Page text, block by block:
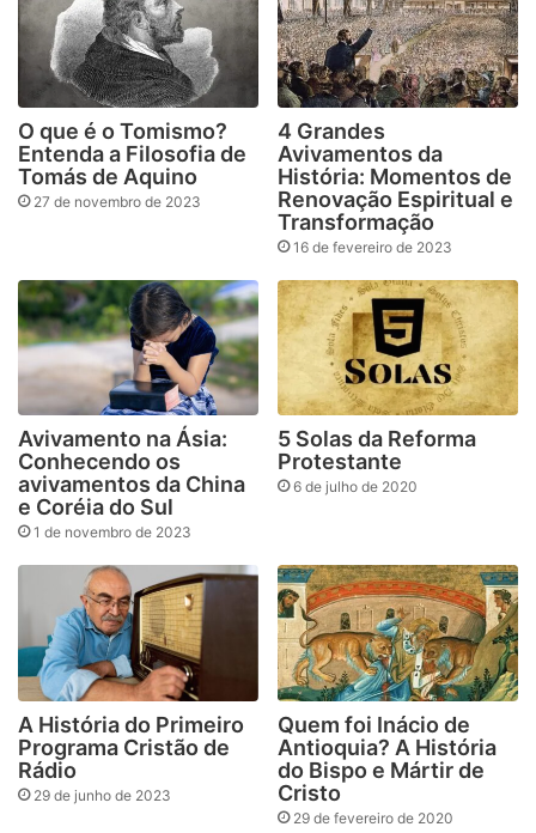
O que é o Tomismo?
Entenda a Filosofia de
Tomás de Aquino
27 de novembro de 2023
4 Grandes
Avivamentos da
História: Momentos de
Renovação Espiritual e
Transformação
16 de fevereiro de 2023
Avivamento na Ásia:
Conhecendo os
avivamentos da China
e Coréia do Sul
1 de novembro de 2023
5 Solas da Reforma
Protestante
6 de julho de 2020
A História do Primeiro
Programa Cristão de
Rádio
29 de junho de 2023
Quem foi Inácio de
Antioquia? A História
do Bispo e Mártir de
Cristo
29 de fevereiro de 2020